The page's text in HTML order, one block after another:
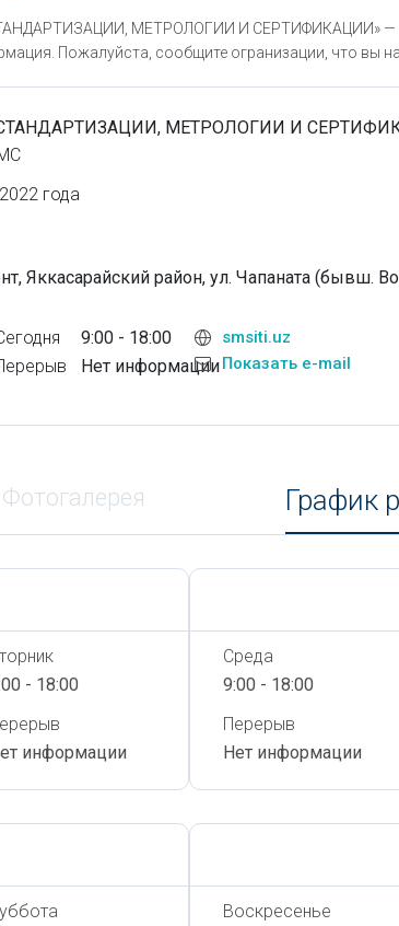
МЕТРОЛОГИИ И СЕРТИФИКАЦИИ» —
Пожалуйста, сообщите огранизации, что вы
МЕТРОЛОГИИ И
года
Яккасарайский район, ул. Чапаната (бывш.
9:00 - 18:00
Нет информации
smsiti.uz
Показать e-mail
Фотогалерея График
- 18:00
информации
Среда
9:00 - 18:00
Перерыв
Нет информации
Воскресенье